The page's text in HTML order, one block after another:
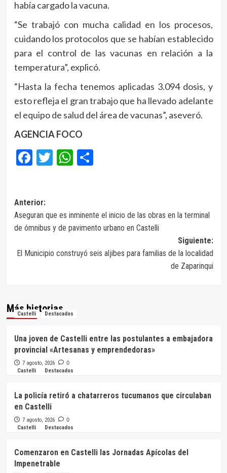
había cargado la vacuna.
“Se trabajó con mucha calidad en los procesos,
cuidando los protocolos que se habían establecido
para el control de las vacunas en relación a la
temperatura”, explicó.
“Hasta la fecha tenemos aplicadas 3.094 dosis, y
esto refleja el gran trabajo que ha llevado adelante
el equipo de salud del área de vacunas”, aseveró.
AGENCIA FOCO
Facebook
Twitter
WhatsApp
Compartir
Navegación
de
entradas
Anterior:
Aseguran que es inminente el inicio de las obras en la terminal
de ómnibus y de pavimento urbano en Castelli
Siguiente:
El Municipio construyó seis aljibes para familias de la localidad
de Zaparinqui
Más historias
Castelli Destacados
Una joven de Castelli entre las postulantes a embajadora
provincial «Artesanas y emprendedoras»
7 agosto, 2026 0
Castelli Destacados
La policía retiró a chatarreros tucumanos que circulaban
en Castelli
7 agosto, 2026 0
Castelli Destacados
Comenzaron en Castelli las Jornadas Apícolas del
Impenetrable